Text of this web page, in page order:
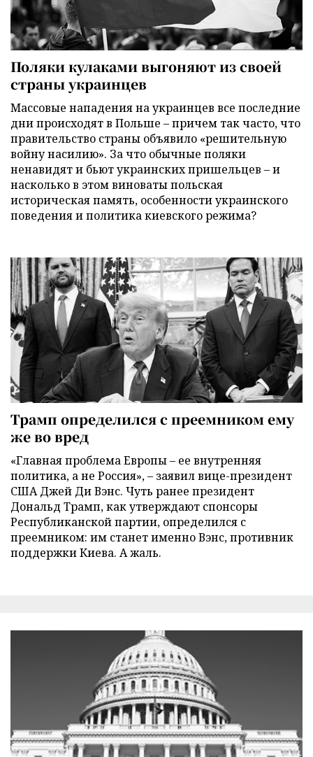
Поляки кулаками выгоняют из своей
страны украинцев
Массовые нападения на украинцев все последние
дни происходят в Польше – причем так часто, что
правительство страны объявило «решительную
войну насилию». За что обычные поляки
ненавидят и бьют украинских пришельцев – и
насколько в этом виноваты польская
историческая память, особенности украинского
поведения и политика киевского режима?
Трамп определился с преемником ему
же во вред
«Главная проблема Европы – ее внутренняя
политика, а не Россия», – заявил вице-президент
США Джей Ди Вэнс. Чуть ранее президент
Дональд Трамп, как утверждают спонсоры
Республиканской партии, определился с
преемником: им станет именно Вэнс, противник
поддержки Киева. А жаль.